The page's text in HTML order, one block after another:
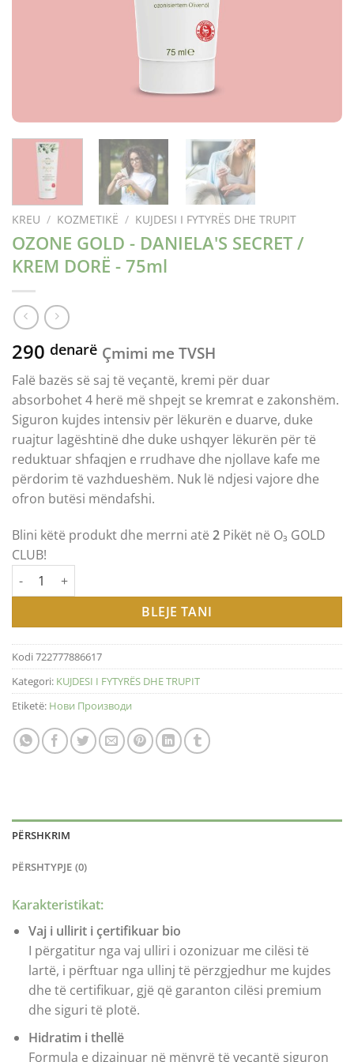
KREU / KOZMETIKË / KUJDESI I FYTYRËS DHE TRUPIT
OZONE GOLD - DANIELA'S SECRET /
KREM DORË - 75ml
290 denarë Çmimi me TVSH
Falë bazës së saj të veçantë, kremi për duar
absorbohet 4 herë më shpejt se kremrat e zakonshëm.
Siguron kujdes intensiv për lëkurën e duarve, duke
ruajtur lagështinë dhe duke ushqyer lëkurën për të
reduktuar shfaqjen e rrudhave dhe njollave kafe me
përdorim të vazhdueshëm. Nuk lë ndjesi vajore dhe
ofron butësi mëndafshi.
Blini këtë produkt dhe merrni atë 2 Pikët në O₃ GOLD
CLUB!
Sasi OZONE GOLD – DANIELA'S SECRET / КРЕМА ЗА РАЦЕ - 75ml
BLEJE TANI
Kodi722777886617
Kategori: KUJDESI I FYTYRËS DHE TRUPIT
Etiketë: Нови Производи
PËRSHKRIM
PËRSHTYPJE (0)
Karakteristikat:
Vaj i ullirit i çertifikuar bio
I përgatitur nga vaj ulliri i ozonizuar me cilësi të
lartë, i përftuar nga ullinj të përzgjedhur me kujdes
dhe të certifikuar, gjë që garanton cilësi premium
dhe siguri të plotë.
Hidratim i thellë
Formula e dizajnuar në mënyrë të veçantë siguron